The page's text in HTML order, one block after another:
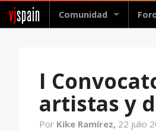
vjspain Comunidad
I
artistas y
Por Kike Ramírez, 22 julio